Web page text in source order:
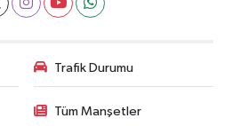
Trafik Durumu
Tüm Manşetler